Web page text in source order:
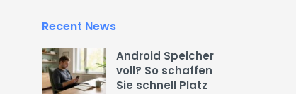
Recent News
Android Speicher
voll? So schaffen
Sie schnell Platz